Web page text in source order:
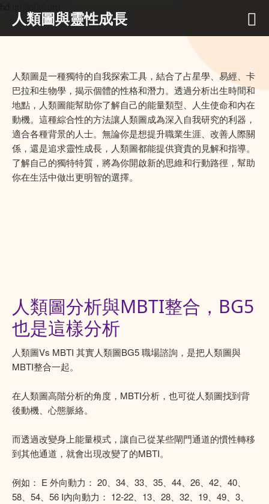
人類圖與靈性成長
人類圖是一種獨特的自我探索工具，結合了占星學、易經、卡
巴拉和生物學，揭示個體的性格和潛力。透過分析出生時間和
地點，人類圖能幫助你了解自己的能量類型、人生使命和內在
動機。這種綜合性的方法讓人類圖成為深入自我研究的利器，
適合各種背景的人士。無論你是想提升職業生涯、改善人際關
係，還是追求靈性成長，人類圖都能提供寶貴的見解和指導。
了解自己的獨特特質，將為你開啟新的思維和行動路徑，幫助
你在生活中做出更明智的選擇。
人類圖分析與MBTI整合，BG5
也是這樣分析
人類圖Vs MBTI 其實人類圖BG5 職場諮詢，是把人類圖與
MBTI整合一起。
在人類圖高階分析的角度，MBTI分析，也可從人類圖找到背
後動機、心態脈絡。
而透過改變身上能量模式，讓自己從某些閘門通道的慣性轉移
到其他通道，就會出現改變了的MBTI。
例如： E 外向動力： 20、34、33、35、44、26、42、40、
58、54、56 I內向動力： 12-22、13、28、32、19、49、3、